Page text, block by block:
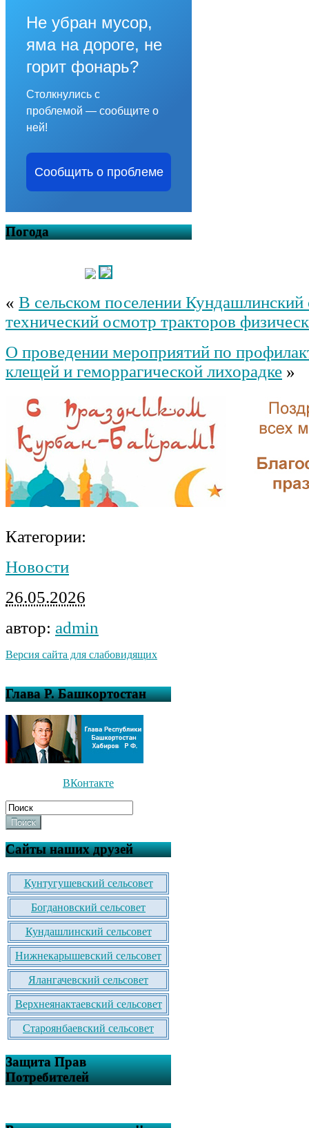
Не убран мусор,
яма на дороге, не
горит фонарь?
Столкнулись с
проблемой — сообщите о
ней!
Сообщить о проблеме
Погода
« В сельском поселении Кундашлинский
технический осмотр тракторов
О проведении мероприятий по
клещей и геморрагической лихорадке »
Категории:
Новости
26.05.2026
автор: admin
Версия сайта для слабовидящих
Глава Р. Башкортостан
ВКонтакте
Поиск
Сайты наших друзей
Кунтугушевский сельсовет
Богдановский сельсовет
Кундашлинский сельсовет
Нижнекарышевский сельсовет
Ялангачевский сельсовет
Верхнеянактаевский сельсовет
Староянбаевский сельсовет
Защита Прав
Потребителей